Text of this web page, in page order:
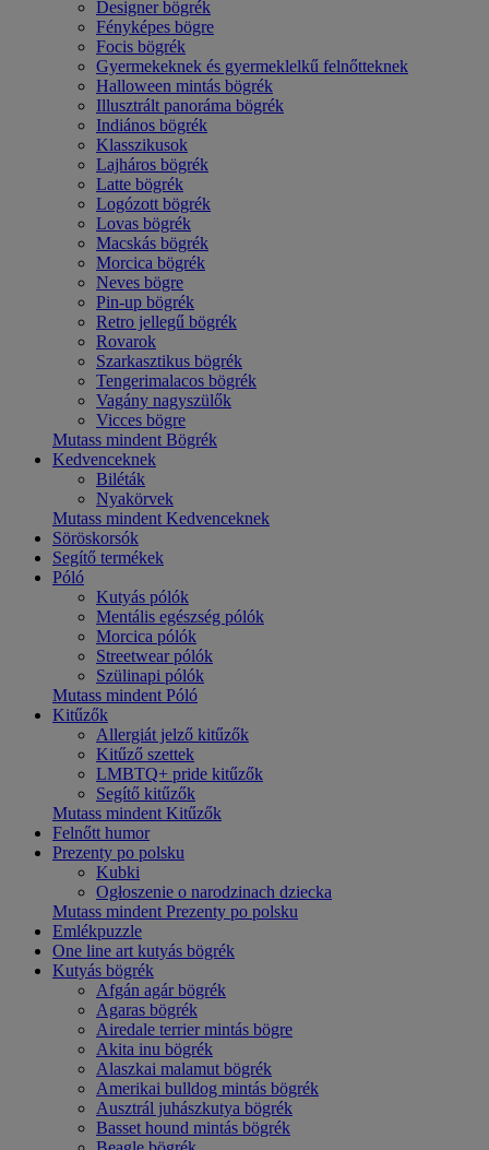
Designer bögrék
Fényképes bögre
Focis bögrék
Gyermekeknek és gyermeklelkű felnőtteknek
Halloween mintás bögrék
Illusztrált panoráma bögrék
Indiános bögrék
Klasszikusok
Lajháros bögrék
Latte bögrék
Logózott bögrék
Lovas bögrék
Macskás bögrék
Morcica bögrék
Neves bögre
Pin-up bögrék
Retro jellegű bögrék
Rovarok
Szarkasztikus bögrék
Tengerimalacos bögrék
Vagány nagyszülők
Vicces bögre
Mutass mindent Bögrék
Kedvenceknek
Biléták
Nyakörvek
Mutass mindent Kedvenceknek
Söröskorsók
Segítő termékek
Póló
Kutyás pólók
Mentális egészség pólók
Morcica pólók
Streetwear pólók
Szülinapi pólók
Mutass mindent Póló
Kitűzők
Allergiát jelző kitűzők
Kitűző szettek
LMBTQ+ pride kitűzők
Segítő kitűzők
Mutass mindent Kitűzők
Felnőtt humor
Prezenty po polsku
Kubki
Ogłoszenie o narodzinach dziecka
Mutass mindent Prezenty po polsku
Emlékpuzzle
One line art kutyás bögrék
Kutyás bögrék
Afgán agár bögrék
Agaras bögrék
Airedale terrier mintás bögre
Akita inu bögrék
Alaszkai malamut bögrék
Amerikai bulldog mintás bögrék
Ausztrál juhászkutya bögrék
Basset hound mintás bögrék